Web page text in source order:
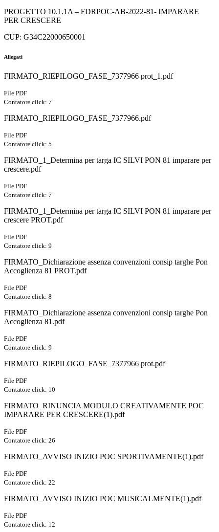
PROGETTO 10.1.1A – FDRPOC-AB-2022-81- IMPARARE
PER CRESCERE
CUP: G34C22000650001
Allegati
FIRMATO_RIEPILOGO_FASE_7377966 prot_1.pdf
File PDF
Contatore click: 7
FIRMATO_RIEPILOGO_FASE_7377966.pdf
File PDF
Contatore click: 5
FIRMATO_1_Determina per targa IC SILVI PON 81 imparare per
crescere.pdf
File PDF
Contatore click: 7
FIRMATO_1_Determina per targa IC SILVI PON 81 imparare per
crescere PROT.pdf
File PDF
Contatore click: 9
FIRMATO_Dichiarazione assenza convenzioni consip targhe Pon
Accoglienza 81 PROT.pdf
File PDF
Contatore click: 8
FIRMATO_Dichiarazione assenza convenzioni consip targhe Pon
Accoglienza 81.pdf
File PDF
Contatore click: 9
FIRMATO_RIEPILOGO_FASE_7377966 prot.pdf
File PDF
Contatore click: 10
FIRMATO_RINUNCIA MODULO CREATIVAMENTE POC
IMPARARE PER CRESCERE(1).pdf
File PDF
Contatore click: 26
FIRMATO_AVVISO INIZIO POC SPORTIVAMENTE(1).pdf
File PDF
Contatore click: 22
FIRMATO_AVVISO INIZIO POC MUSICALMENTE(1).pdf
File PDF
Contatore click: 12